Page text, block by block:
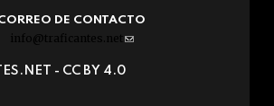
DE CONTACTO
info@traficantes.net (link
e-
- CC BY 4.0